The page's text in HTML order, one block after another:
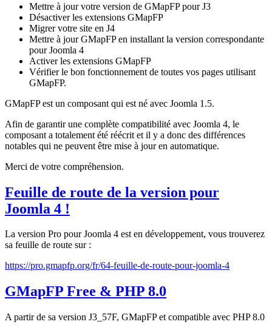
Mettre à jour votre version de GMapFP pour J3
Désactiver les extensions GMapFP
Migrer votre site en J4
Mettre à jour GMapFP en installant la version correspondante
pour Joomla 4
Activer les extensions GMapFP
Vérifier le bon fonctionnement de toutes vos pages utilisant
GMapFP.
GMapFP est un composant qui est né avec Joomla 1.5.
Afin de garantir une complète compatibilité avec Joomla 4, le
composant a totalement été réécrit et il y a donc des différences
notables qui ne peuvent être mise à jour en automatique.
Merci de votre compréhension.
Feuille de route de la version pour
Joomla 4 !
La version Pro pour Joomla 4 est en développement, vous trouverez
sa feuille de route sur :
https://pro.gmapfp.org/fr/64-feuille-de-route-pour-joomla-4
GMapFP Free & PHP 8.0
A partir de sa version J3_57F, GMapFP et compatible avec PHP 8.0